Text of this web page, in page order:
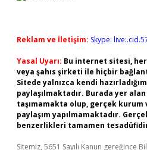
Reklam ve İletişim: Skype:
Yasal Uyarı: Bu internet sitesi,
veya şahıs şirketi ile hiçbir
Sitede yalnızca kendi
paylaşılmaktadır. Burada yer
taşımamakta olup, gerçek kurum
paylaşım yapılmamaktadır.
benzerlikleri tamamen
Sitemiz, 5651 Sayılı Kanun gereğince